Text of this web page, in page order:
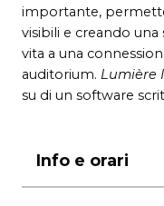
importante,
visibili e creando
vita a una
auditorium. Lumière
su di un software
Info e orari